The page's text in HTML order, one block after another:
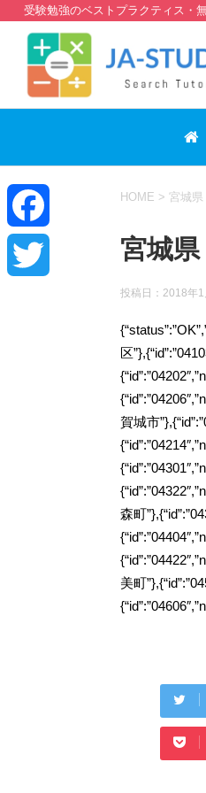
受験勉強のベストプラクティス・
HOME > 宮城県
宮城県
投稿日： 2018年1
区
賀城市
森町
美町
F